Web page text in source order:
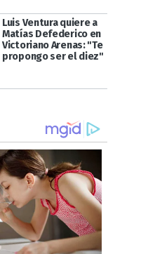
Luis Ventura quiere a
Matías Defederico en
Victoriano Arenas: "Te
propongo ser el diez"